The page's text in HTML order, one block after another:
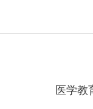
医学教